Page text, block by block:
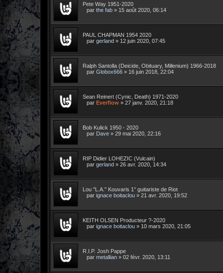
Pete Way 1951-2020
par the fab » 15 août 2020, 06:14
PAUL CHAPMAN 1954 2020
par gerland » 12 juin 2020, 07:45
Ralph Santolla (Deicide, Obituary, Millenium) 1966-2018
par Globox666 » 16 juin 2018, 22:04
Sean Reinert (Cynic, Death) 1971-2020
par Everflow » 27 janv. 2020, 21:18
Bob Kulick 1950 - 2020
par Dave » 29 mai 2020, 22:16
RIP Didier LOHEZIC (Vulcain)
par gerland » 26 avr. 2020, 14:34
Lou "L.A." Kouvaris 1° guitariste de Riot
par ignace boitaclou » 21 avr. 2020, 19:52
KEITH OLSEN Producteur ?-2020
par ignace boitaclou » 10 mars 2020, 21:05
R.I.P. Josh Pappe
par metallian » 02 févr. 2020, 13:11